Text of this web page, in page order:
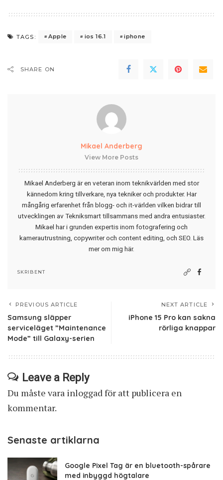
TAGS: Apple ios 16.1 iphone
SHARE ON
Mikael Anderberg
View More Posts
Mikael Anderberg är en veteran inom teknikvärlden med stor
kännedom kring tillverkare, nya tekniker och produkter. Har
mångårig erfarenhet från blogg- och it-världen vilken bidrar till
utvecklingen av Tekniksmart tillsammans med andra entusiaster.
Mikael har i grunden expertis inom fotografering och
kamerautrustning, copywriter och content editing, och SEO. Läs
mer om mig här.
SKRIBENT
PREVIOUS ARTICLE
Samsung släpper
serviceläget ”Maintenance
Mode” till Galaxy-serien
NEXT ARTICLE
iPhone 15 Pro kan sakna
rörliga knappar
Leave a Reply
Du måste vara inloggad för att publicera en
kommentar.
Senaste artiklarna
Google Pixel Tag är en bluetooth-spårare
med inbyggd högtalare